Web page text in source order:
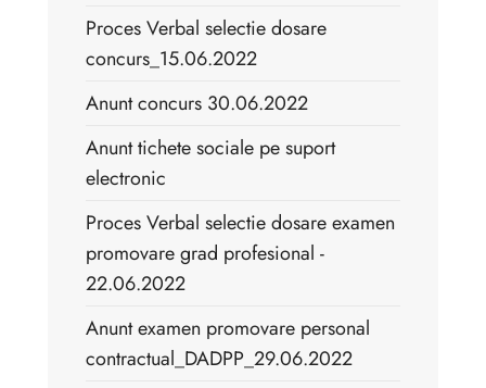
Proces Verbal selectie dosare
concurs_15.06.2022
Anunt concurs 30.06.2022
Anunt tichete sociale pe suport
electronic
Proces Verbal selectie dosare examen
promovare grad profesional -
22.06.2022
Anunt examen promovare personal
contractual_DADPP_29.06.2022